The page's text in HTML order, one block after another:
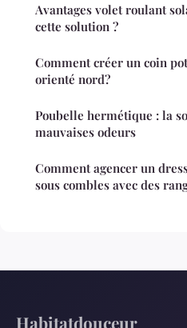
Avantages volet roulant
cette solution ?
Comment créer un coin
orienté nord?
Poubelle hermétique : la
mauvaises odeurs
Comment agencer un
sous combles avec des
Habitatdouceur